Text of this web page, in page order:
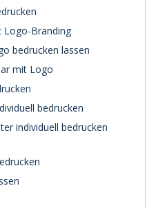
Logo-Branding
bedrucken lassen
mit Logo
bedrucken
individuell bedrucken